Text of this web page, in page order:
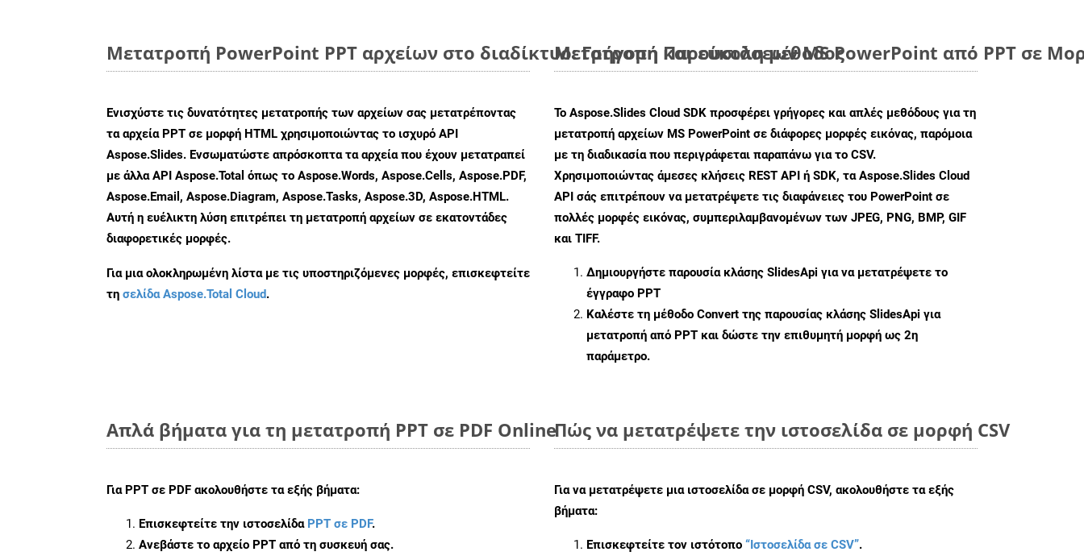
Μετατροπή PowerPoint PPT αρχείων στο διαδίκτυο: Γρήγορη και εύκολη μέθοδος
Ενισχύστε τις δυνατότητες μετατροπής των αρχείων σας μετατρέποντας
τα αρχεία PPT σε μορφή HTML χρησιμοποιώντας το ισχυρό API
Aspose.Slides. Ενσωματώστε απρόσκοπτα τα αρχεία που έχουν μετατραπεί
με άλλα API Aspose.Total όπως το Aspose.Words, Aspose.Cells, Aspose.PDF,
Aspose.Email, Aspose.Diagram, Aspose.Tasks, Aspose.3D, Aspose.HTML.
Αυτή η ευέλικτη λύση επιτρέπει τη μετατροπή αρχείων σε εκατοντάδες
διαφορετικές μορφές.
Για μια ολοκληρωμένη λίστα με τις υποστηριζόμενες μορφές, επισκεφτείτε
τη σελίδα Aspose.Total Cloud.
Μετατροπή Παρουσιάσεων MS PowerPoint από PPT σε
Το Aspose.Slides Cloud SDK προσφέρει γρήγορες και απλές μεθόδους για τη
μετατροπή αρχείων MS PowerPoint σε διάφορες μορφές εικόνας, παρόμοια
με τη διαδικασία που περιγράφεται παραπάνω για το CSV.
Χρησιμοποιώντας άμεσες κλήσεις REST API ή SDK, τα Aspose.Slides Cloud
API σάς επιτρέπουν να μετατρέψετε τις διαφάνειες του PowerPoint σε
πολλές μορφές εικόνας, συμπεριλαμβανομένων των JPEG, PNG, BMP, GIF
και TIFF.
Δημιουργήστε παρουσία κλάσης SlidesApi για να μετατρέψετε το
έγγραφο PPT
Καλέστε τη μέθοδο Convert της παρουσίας κλάσης SlidesApi για
μετατροπή από PPT και δώστε την επιθυμητή μορφή ως 2η
παράμετρο.
Απλά βήματα για τη μετατροπή PPT σε PDF Online
Για PPT σε PDF ακολουθήστε τα εξής βήματα:
Επισκεφτείτε την ιστοσελίδα PPT σε PDF.
Ανεβάστε το αρχείο PPT από τη συσκευή σας.
Πώς να μετατρέψετε την ιστοσελίδα σε μορφή CSV
Για να μετατρέψετε μια ιστοσελίδα σε μορφή CSV, ακολουθήστε τα εξής
βήματα:
Επισκεφτείτε τον ιστότοπο “Ιστοσελίδα σε CSV”.